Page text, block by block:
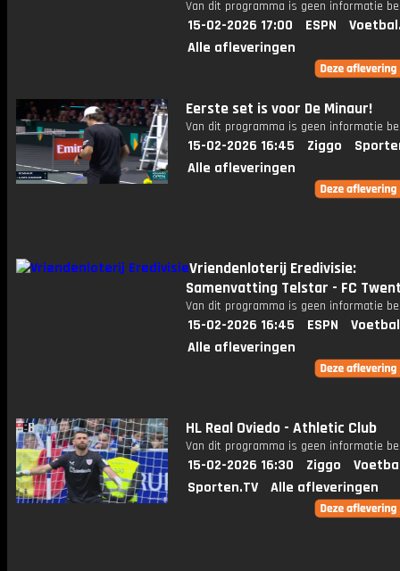
Van dit programma is geen informatie
15-02-2026 17:00 ESPN
Alle afleveringen
Eerste set is voor De Minaur!
Van dit programma is geen informatie
15-02-2026 16:45 Ziggo
Alle afleveringen
Vriendenloterij Eredivisie:
Samenvatting Telstar - FC
Van dit programma is geen informatie
15-02-2026 16:45 ESPN
Alle afleveringen
HL Real Oviedo - Athletic Club
Van dit programma is geen informatie
15-02-2026 16:30 Ziggo
Sporten.TV
Alle afleveringen